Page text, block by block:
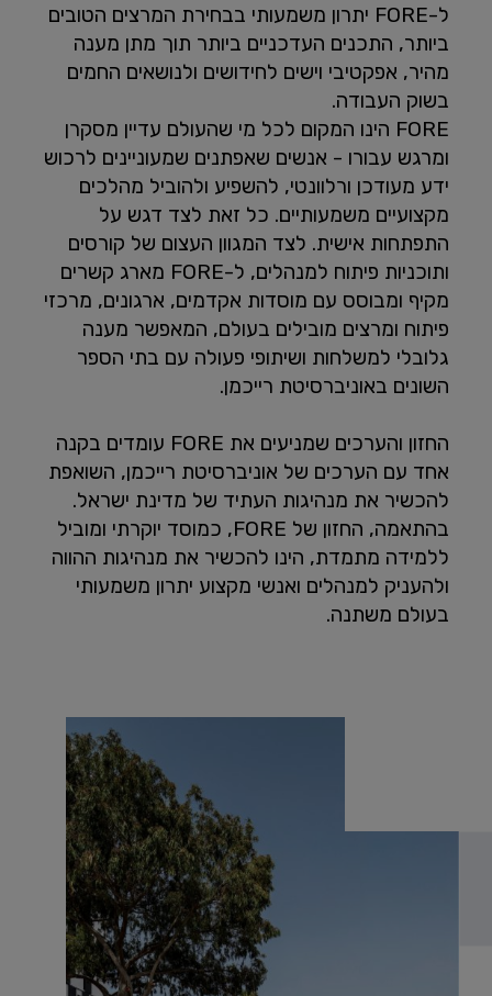
ל-FORE יתרון משמעותי בבחירת המרצים הטובים
ביותר, התכנים העדכניים ביותר תוך מתן מענה
מהיר, אפקטיבי וישים לחידושים ולנושאים החמים
בשוק העבודה.
FORE הינו המקום לכל מי שהעולם עדיין מסקרן
ומרגש עבורו - אנשים שאפתנים שמעוניינים לרכוש
ידע מעודכן ורלוונטי, להשפיע ולהוביל מהלכים
מקצועיים משמעותיים. כל זאת לצד דגש על
התפתחות אישית. לצד המגוון העצום של קורסים
ותוכניות פיתוח למנהלים, ל-FORE מארג קשרים
מקיף ומבוסס עם מוסדות אקדמים, ארגונים, מרכזי
פיתוח ומרצים מובילים בעולם, המאפשר מענה
גלובלי למשלחות ושיתופי פעולה עם בתי הספר
השונים באוניברסיטת רייכמן.
החזון והערכים שמניעים את FORE עומדים בקנה
אחד עם הערכים של אוניברסיטת רייכמן, השואפת
להכשיר את מנהיגות העתיד של מדינת ישראל.
בהתאמה, החזון של FORE, כמוסד יוקרתי ומוביל
ללמידה מתמדת, הינו להכשיר את מנהיגות ההווה
ולהעניק למנהלים ואנשי מקצוע יתרון משמעותי
בעולם משתנה.